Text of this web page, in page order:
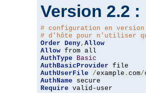
Version 2.2 :
# configuration en
# d'hôte pour n'utiliser
Order Deny, Allow
Allow
AuthType
Basic
AuthBasicProvider
AuthUserFile
/example . com/
AuthName
Require valid-user